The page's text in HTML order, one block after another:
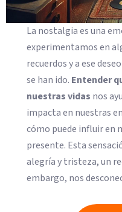
La nostalgia es una
experimentamos en
recuerdos y a ese
se han ido. Entender
nuestras vidas nos
impacta en nuestras
cómo puede influir en
presente. Esta
alegría y tristeza, un
embargo, nos